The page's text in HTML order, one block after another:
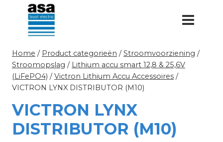
Doorgaan
inhoud
Home / Product categorieën / Stroomvoorziening /
Stroomopslag / Lithium accu smart 12,8 & 25,6V
(LiFePO4) / Victron Lithium Accu Accessoires /
VICTRON LYNX DISTRIBUTOR (M10)
VICTRON LYNX
DISTRIBUTOR (M10)